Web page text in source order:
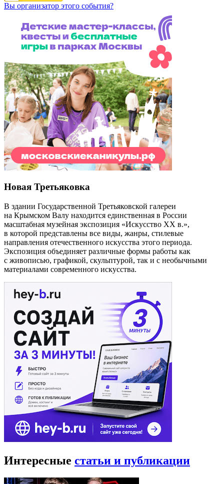
Вы организатор этого события?
Новая Третьяковка
В здании Государственной Третьяковской галереи
на Крымском Валу находится единственная в России
масштабная музейная экспозиция «Искусство ХХ в.»,
в которой представлены все виды, жанры, стилевые
направления отечественного искусства этого периода.
Экспозиция объединяет различные формы работы как
с живописью, графикой, скульптурой, так и с необычными
материалами современного искусства.
Интересные статьи и публикации